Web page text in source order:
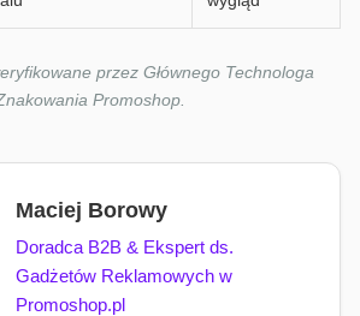
przez Głównego Technologa
Promoshop.
Maciej Borowy
Doradca B2B & Ekspert ds.
Gadżetów Reklamowych w
Promoshop.pl